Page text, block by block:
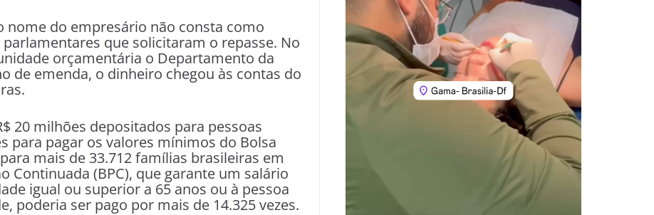
do empresário não consta como
que solicitaram o repasse. No
orçamentária o Departamento da
de emenda, o dinheiro chegou às contas do
20 milhões depositados para pessoas
para pagar os valores mínimos do Bolsa
mais de 33.712 famílias brasileiras em
Continuada (BPC), que garante um salário
igual ou superior a 65 anos ou à pessoa
poderia ser pago por mais de 14.325 vezes.